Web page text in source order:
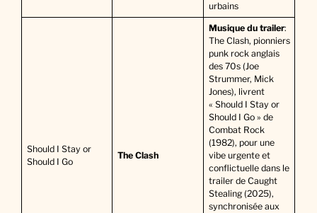
urbains
Should I Stay or
Should I Go
The Clash
Musique du trailer:
The Clash, pionniers
punk rock anglais
des 70s (Joe
Strummer, Mick
Jones), livrent
« Should I Stay or
Should I Go » de
Combat Rock
(1982), pour une
vibe urgente et
conflictuelle dans le
trailer de Caught
Stealing (2025),
synchronisée aux